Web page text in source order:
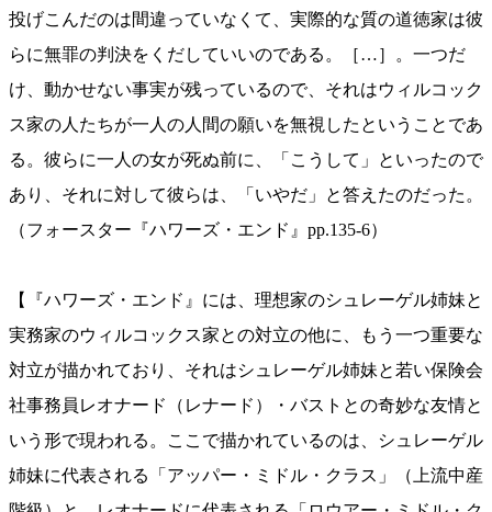
投げこんだのは間違っていなくて、実際的な質の道徳家は彼
らに無罪の判決をくだしていいのである。［…］。一つだ
け、動かせない事実が残っているので、それはウィルコック
ス家の人たちが一人の人間の願いを無視したということであ
る。彼らに一人の女が死ぬ前に、「こうして」といったので
あり、それに対して彼らは、「いやだ」と答えたのだった。
（フォースター『ハワーズ・エンド』pp.135-6）
【『ハワーズ・エンド』には、理想家のシュレーゲル姉妹と
実務家のウィルコックス家との対立の他に、もう一つ重要な
対立が描かれており、それはシュレーゲル姉妹と若い保険会
社事務員レオナード（レナード）・バストとの奇妙な友情と
いう形で現われる。ここで描かれているのは、シュレーゲル
姉妹に代表される「アッパー・ミドル・クラス」（上流中産